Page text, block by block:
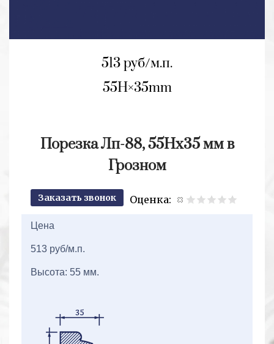
513 руб/м.п.
55H 35mm
Порезка Лп-88, 55Нх35 мм в
Грозном
Заказать звонок
Оценка:
Цена
513 руб/м.п.
Высота: 55 мм.